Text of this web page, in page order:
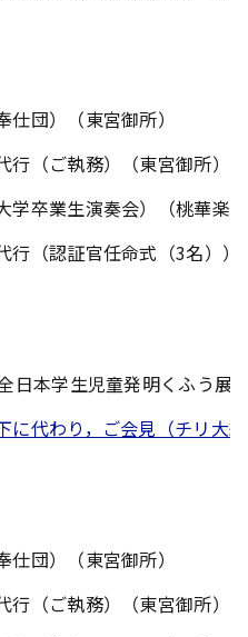
仕団）（東宮御所）
行（ご執務）（東宮御所）
学卒業生演奏会）（桃華楽
行（認証官任命式（3名））
日本学生児童発明くふう展
に代わり，ご会見（チリ大
仕団）（東宮御所）
行（ご執務）（東宮御所）